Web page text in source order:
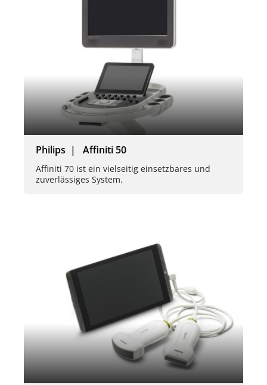
Philips | Affiniti 50
Affiniti 70 ist ein vielseitig einsetzbares und
zuverlässiges System.